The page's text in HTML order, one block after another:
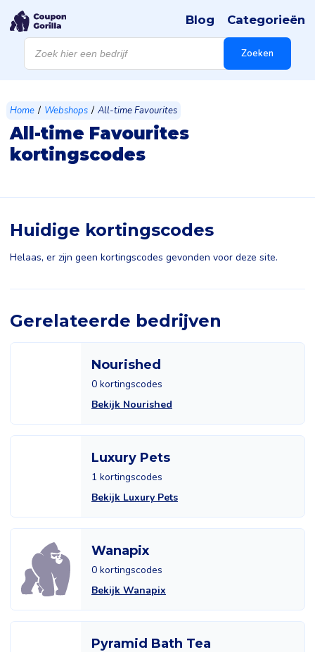
Products
search Zoeken
Blog Categorieën
Home / Webshops / All-time Favourites
All-time Favourites
kortingscodes
Huidige kortingscodes
Helaas, er zijn geen kortingscodes gevonden voor deze site.
Gerelateerde bedrijven
Nourished
0 kortingscodes
Bekijk Nourished
Luxury Pets
1 kortingscodes
Bekijk Luxury Pets
Wanapix
0 kortingscodes
Bekijk Wanapix
Pyramid Bath Tea